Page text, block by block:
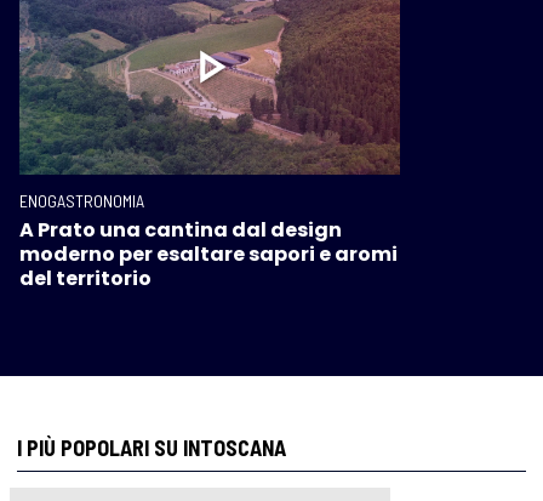
ENOGASTRONOMIA
A Prato una cantina dal design
moderno per esaltare sapori e aromi
del territorio
I PIÙ POPOLARI SU INTOSCANA